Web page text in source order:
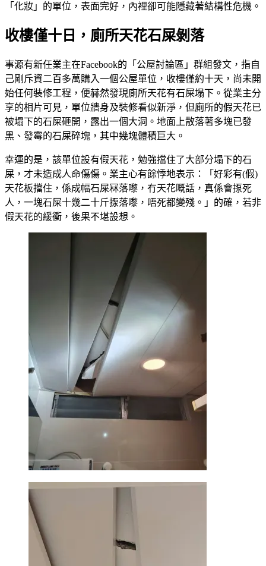
「化妝」的單位，表面完好，內裡卻可能隱藏著結構性危機。
收樓僅十日，廁所天花石屎剝落
事源有新任業主在Facebook的「公屋討論區」群組發文，指自
己剛斥資二百多萬購入一個公屋單位，收樓僅約十天，尚未開
始任何裝修工程，便赫然發現廁所天花有石屎塌下。從業主分
享的相片可見，單位牆身及裝修看似新淨，但廁所的假天花已
被塌下的石屎砸開，露出一個大洞。地面上散落著多塊已發
黑、發霉的石屎碎塊，其中幾塊體積巨大。
幸運的是，該單位設有假天花，勉強擋住了大部分塌下的石
屎，才未造成人命傷傷。業主心有餘悸地表示：「好彩有(假)
天花板擋住，係成幅石屎冧落嚟，冇天花嘅話，真係會揼死
人，一塊石屎十幾二十斤揼落嚟，唔死都變殘。」的確，若非
假天花的緩衝，後果不堪設想。